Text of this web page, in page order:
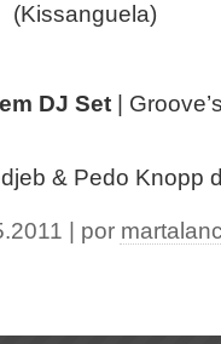
DJ Set
|
& Pedo Knopp
| por